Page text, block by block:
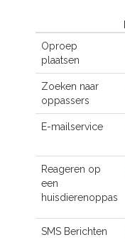
Oproep
plaatsen
Zoeken naar
oppassers
E-mailservice
Reageren op
een
huisdierenoppas
SMS Berichten